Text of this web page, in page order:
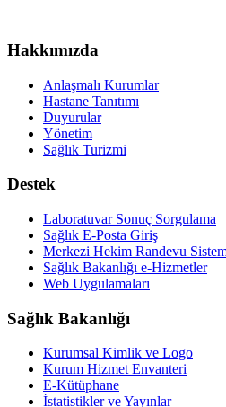
Hakkımızda
Anlaşmalı Kurumlar
Hastane Tanıtımı
Duyurular
Yönetim
Sağlık Turizmi
Destek
Laboratuvar Sonuç Sorgulama
Sağlık E-Posta Giriş
Merkezi Hekim Randevu
Sağlık Bakanlığı e-Hizmetler
Web Uygulamaları
Sağlık Bakanlığı
Kurumsal Kimlik ve Logo
Kurum Hizmet Envanteri
E-Kütüphane
İstatistikler ve Yayınlar